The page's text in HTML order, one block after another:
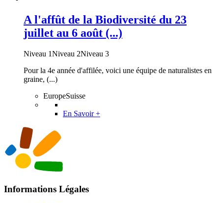
A l'affût de la Biodiversité du 23
juillet au 6 août (...)
Niveau 1Niveau 2Niveau 3
Pour la 4e année d'affilée, voici une équipe de naturalistes en
graine, (...)
EuropeSuisse
En Savoir +
Informations Légales